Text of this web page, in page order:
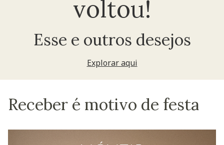
voltou!
Esse e outros desejos
Explorar aqui
Receber é motivo de festa